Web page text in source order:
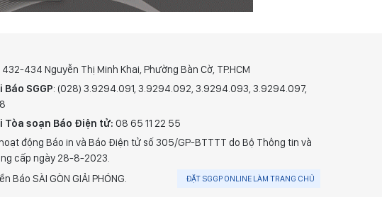
432-434 Nguyễn Thị Minh Khai, Phường Bàn Cờ, TP.HCM
SGGP: (028) 3.9294.091, 3.9294.092, 3.9294.093, 3.9294.097,
Tòa soạn Báo Điện tử: 08 65 11 22 55
động Báo in và Báo Điện tử số 305/GP-BTTTT do Bộ Thông tin và
cấp ngày 28-8-2023.
Báo SÀI GÒN GIẢI PHÓNG.
ĐẶT SGGP ONLINE LÀM TRANG CHỦ